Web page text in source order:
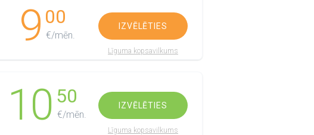
9 00
€/mēn.
IZVĒLĒTIES
Līguma kopsavilkums
10 50
€/mēn.
IZVĒLĒTIES
Līguma kopsavilkums